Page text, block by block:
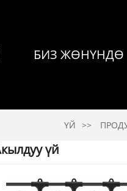
БИЗ ЖӨНҮНДӨ
ҮЙ
үй